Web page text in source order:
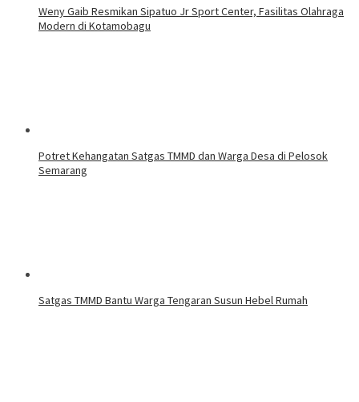
Weny Gaib Resmikan Sipatuo Jr Sport Center, Fasilitas Olahraga
Modern di Kotamobagu
Potret Kehangatan Satgas TMMD dan Warga Desa di Pelosok
Semarang
Satgas TMMD Bantu Warga Tengaran Susun Hebel Rumah